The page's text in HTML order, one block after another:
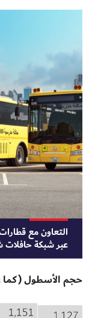
التعاون مع
عبر شبكة
حجم الأسطول (كما في 31